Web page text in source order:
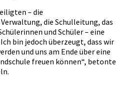
– die
die Schulleitung, das
und Schüler – eine
bin jedoch überzeugt, dass wir
und uns am Ende über eine
freuen können“, betonte